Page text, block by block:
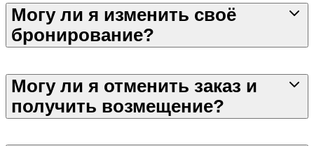
Могу ли я изменить своё
бронирование?
Могу ли я отменить заказ и
получить возмещение?